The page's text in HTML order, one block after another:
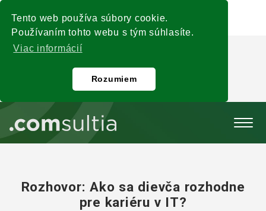
Tento web používa súbory cookie.
Používaním tohto webu s tým súhlasíte.
Viac informácií
Rozumiem
Rozhovor: Ako sa dievča rozhodne
pre kariéru v IT?